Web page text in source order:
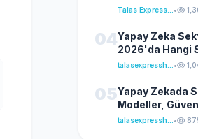
•
04Yapay Zeka
2026'da Hangi
•
05Yapay Zekada
Modeller,
•